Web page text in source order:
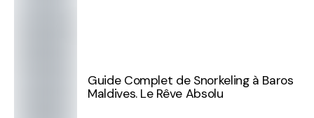
Guide Complet de Snorkeling à Baros
Maldives. Le Rêve Absolu